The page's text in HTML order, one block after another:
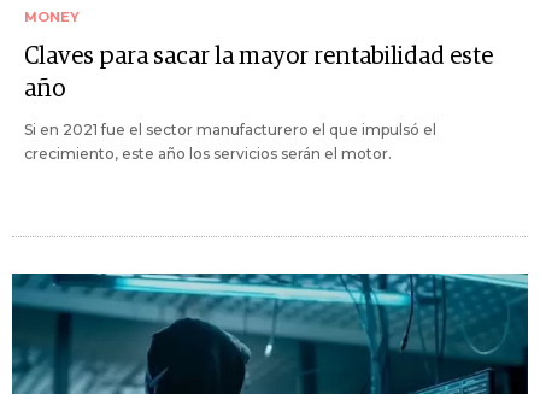
MONEY
Claves para sacar la mayor rentabilidad este
año
Si en 2021 fue el sector manufacturero el que impulsó el
crecimiento, este año los servicios serán el motor.